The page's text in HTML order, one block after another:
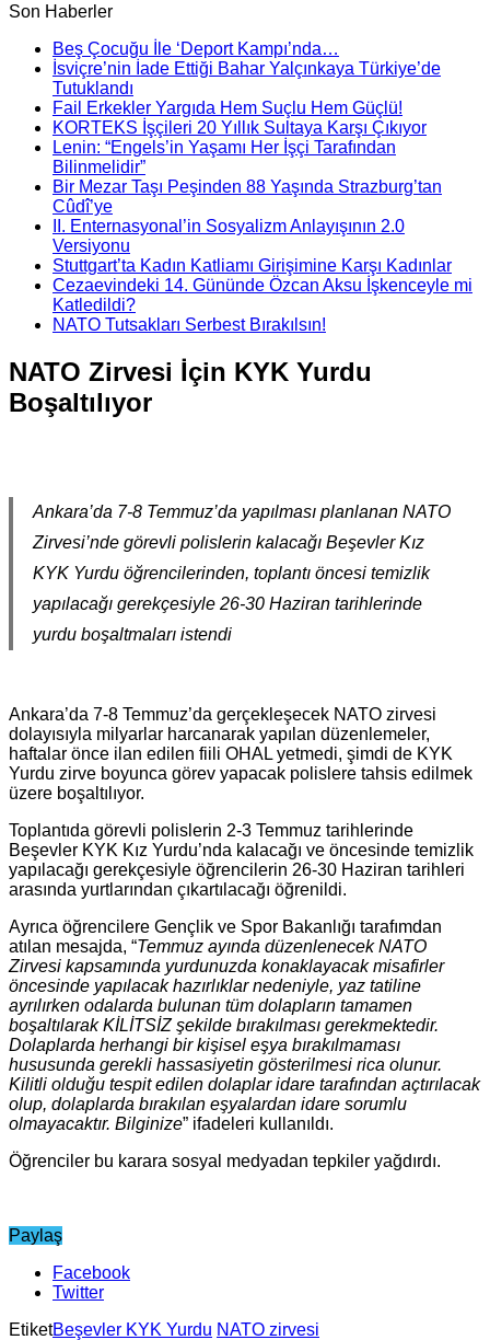
Son Haberler
Beş Çocuğu İle ‘Deport Kampı’nda…
İsviçre’nin İade Ettiği Bahar Yalçınkaya Türkiye’de
Tutuklandı
Fail Erkekler Yargıda Hem Suçlu Hem Güçlü!
KORTEKS İşçileri 20 Yıllık Sultaya Karşı Çıkıyor
Lenin: “Engels’in Yaşamı Her İşçi Tarafından
Bilinmelidir”
Bir Mezar Taşı Peşinden 88 Yaşında Strazburg’tan
Cûdî’ye
II. Enternasyonal’in Sosyalizm Anlayışının 2.0
Versiyonu
Stuttgart’ta Kadın Katliamı Girişimine Karşı Kadınlar
Cezaevindeki 14. Gününde Özcan Aksu İşkenceyle mi
Katledildi?
NATO Tutsakları Serbest Bırakılsın!
NATO Zirvesi İçin KYK Yurdu
Boşaltılıyor
Ankara’da 7-8 Temmuz’da yapılması planlanan NATO
Zirvesi’nde görevli polislerin kalacağı Beşevler Kız
KYK Yurdu öğrencilerinden, toplantı öncesi temizlik
yapılacağı gerekçesiyle 26-30 Haziran tarihlerinde
yurdu boşaltmaları istendi
Ankara’da 7-8 Temmuz’da gerçekleşecek NATO zirvesi
dolayısıyla milyarlar harcanarak yapılan düzenlemeler,
haftalar önce ilan edilen fiili OHAL yetmedi, şimdi de KYK
Yurdu zirve boyunca görev yapacak polislere tahsis edilmek
üzere boşaltılıyor.
Toplantıda görevli polislerin 2-3 Temmuz tarihlerinde
Beşevler KYK Kız Yurdu’nda kalacağı ve öncesinde temizlik
yapılacağı gerekçesiyle öğrencilerin 26-30 Haziran tarihleri
arasında yurtlarından çıkartılacağı öğrenildi.
Ayrıca öğrencilere Gençlik ve Spor Bakanlığı tarafımdan
atılan mesajda, “Temmuz ayında düzenlenecek NATO
Zirvesi kapsamında yurdunuzda konaklayacak misafirler
öncesinde yapılacak hazırlıklar nedeniyle, yaz tatiline
ayrılırken odalarda bulunan tüm dolapların tamamen
boşaltılarak KİLİTSİZ şekilde bırakılması gerekmektedir.
Dolaplarda herhangi bir kişisel eşya bırakılmaması
hususunda gerekli hassasiyetin gösterilmesi rica olunur.
Kilitli olduğu tespit edilen dolaplar idare tarafından açtırılacak
olup, dolaplarda bırakılan eşyalardan idare sorumlu
olmayacaktır. Bilginize” ifadeleri kullanıldı.
Öğrenciler bu karara sosyal medyadan tepkiler yağdırdı.
Paylaş
Facebook
Twitter
EtiketBeşevler KYK Yurdu NATO zirvesi